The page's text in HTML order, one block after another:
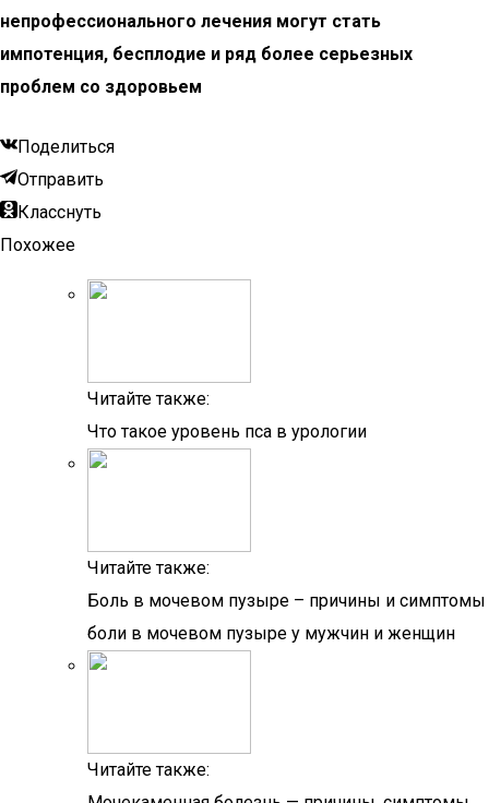
непрофессионального лечения могут стать
импотенция, бесплодие и ряд более серьезных
проблем со здоровьем
Поделиться
Отправить
Класснуть
Похожее
Читайте также:
Что такое уровень пса в урологии
Читайте также:
Боль в мочевом пузыре – причины и симптомы
боли в мочевом пузыре у мужчин и женщин
Читайте также: